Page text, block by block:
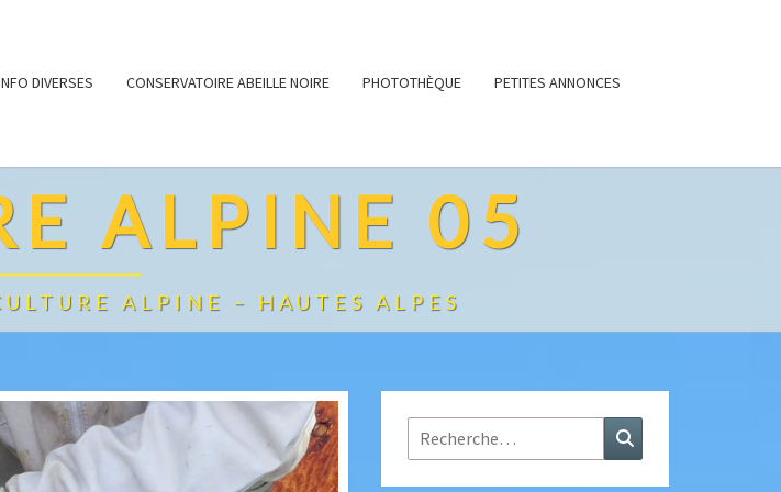
DIVERSES CONSERVATOIRE ABEILLE NOIRE PHOTOTHÈQUE PETITES ANNONCES
ALPINE 05
ALPINE – HAUTES ALPES
Rechercher :